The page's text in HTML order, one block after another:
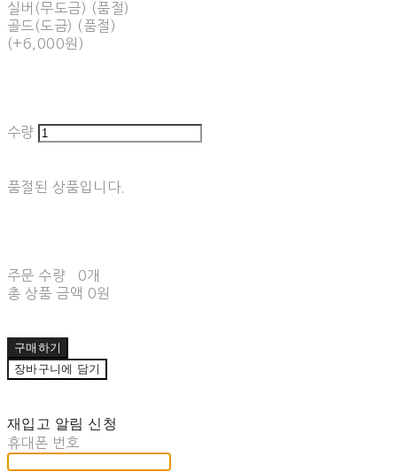
실버(무도금) (품절)
골드(도금) (품절)
(+6,000원)
수량
품절된 상품입니다.
주문 수량
0개
총 상품 금액 0원
구매하기
장바구니에 담기
재입고 알림 신청
휴대폰 번호